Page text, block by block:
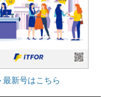
最新号はこちら